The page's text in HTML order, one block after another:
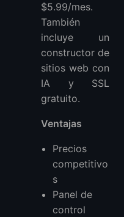
$5.99/mes.
También
incluye un
constructor de
sitios web con
IA y SSL
gratuito.
Ventajas
Precios
competitivo
s
Panel de
control